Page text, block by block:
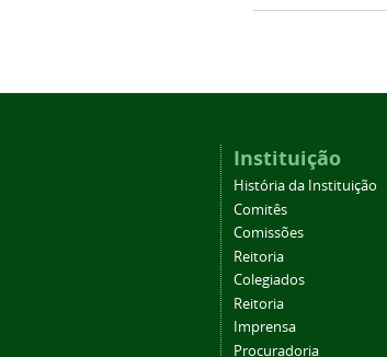
Instituição
História da Instituição
Comitês
Comissões
Reitoria
Colegiados
Reitoria
Imprensa
Procuradoria